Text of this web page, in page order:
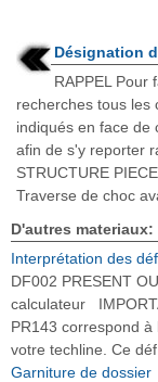
Désignation
RAPPEL Pour
recherches tous les
indiqués en face de
afin de s'y reporter
STRUCTURE
Traverse de choc
D'autres materiaux:
Interprétation des
DF002 PRESENT
calculateur
PR143 correspond
votre techline. Ce déf
Garniture de dossier